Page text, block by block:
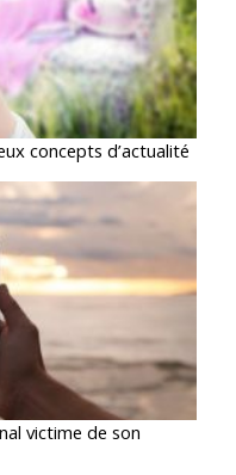
concepts d’actualité
victime de son